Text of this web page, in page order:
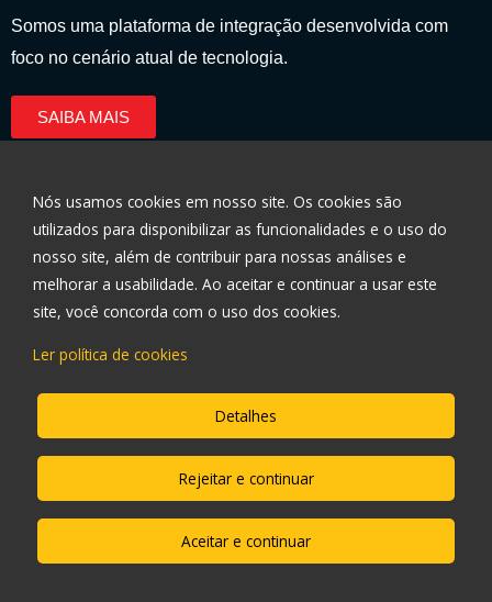
Somos uma plataforma de integração desenvolvida com
foco no cenário atual de tecnologia.
SAIBA MAIS
Políticas de Privacidade
Encontre-nos
Telefone: 3003-0696
Av. Giovanni Gronchi, 6195, Sl 1614/1615
Vila Andrade, São Paulo – SP 05724-003
Nós usamos cookies em nosso site. Os cookies são
utilizados ​​para disponibilizar as funcionalidades e o uso do
nosso site, além de contribuir para nossas análises e
melhorar a usabilidade. Ao aceitar e continuar a usar este
site, você concorda com o uso dos cookies.
Ler política de cookies
Detalhes
Rejeitar e continuar
Aceitar e continuar